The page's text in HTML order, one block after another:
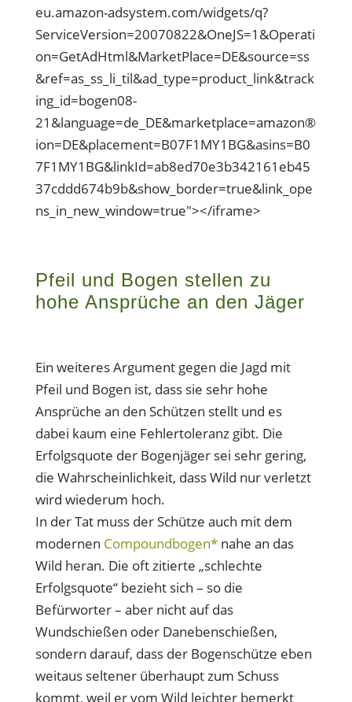
eu.amazon-adsystem.com/widgets/q?
ServiceVersion=20070822&OneJS=1&Operati
on=GetAdHtml&MarketPlace=DE&source=ss
&ref=as_ss_li_til&ad_type=product_link&track
ing_id=bogen08-
21&language=de_DE&marketplace=amazon®
ion=DE&placement=B07F1MY1BG&asins=B0
7F1MY1BG&linkId=ab8ed70e3b342161eb45
37cddd674b9b&show_border=true&link_ope
ns_in_new_window=true"></iframe>
Pfeil und Bogen stellen zu
hohe Ansprüche an den Jäger
Ein weiteres Argument gegen die Jagd mit
Pfeil und Bogen ist, dass sie sehr hohe
Ansprüche an den Schützen stellt und es
dabei kaum eine Fehlertoleranz gibt. Die
Erfolgsquote der Bogenjäger sei sehr gering,
die Wahrscheinlichkeit, dass Wild nur verletzt
wird wiederum hoch.
In der Tat muss der Schütze auch mit dem
modernen Compoundbogen*nahe an das
Wild heran. Die oft zitierte „schlechte
Erfolgsquote“ bezieht sich – so die
Befürworter – aber nicht auf das
Wundschießen oder Danebenschießen,
sondern darauf, dass der Bogenschütze eben
weitaus seltener überhaupt zum Schuss
kommt, weil er vom Wild leichter bemerkt